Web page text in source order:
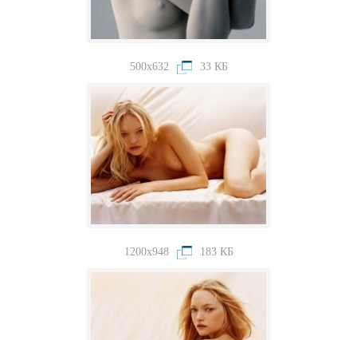
500x632 33 КБ
1200x948 183 КБ